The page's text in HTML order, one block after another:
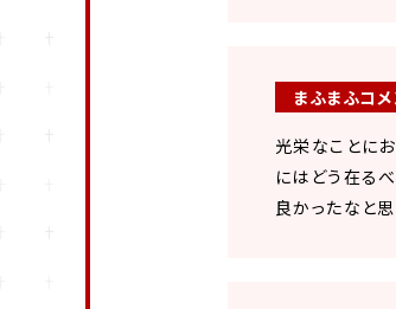
まふまふコ
光栄なことに
にはどう在る
良かったなと思